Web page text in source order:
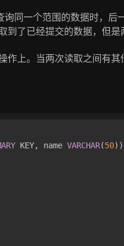
同一个范围的数据时，后
了已经提交的数据，但是
作上。当两次读取之间有
KEY, name VARCHAR(50